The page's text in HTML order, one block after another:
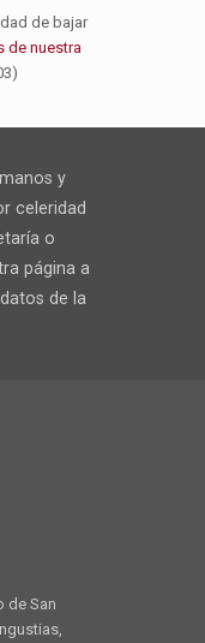
de bajar
de nuestra
y
celeridad
o
página a
de la
de San